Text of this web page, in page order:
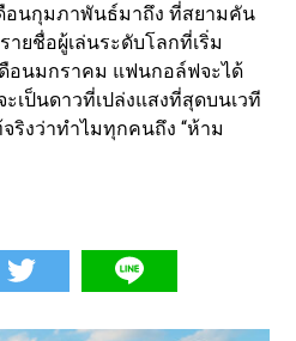
ดือนกุมภาพันธ์มาถึง ที่สยามคัน
ยชื่อผู้เล่นระดับโลกที่เริ่ม
ดือนมกราคม แฟนกอล์ฟจะได้
เป็นดาวที่เปล่งแสงที่สุดบนเวที
ริงว่าทำไมทุกคนถึง “ห้าม